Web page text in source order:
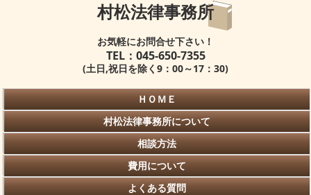
村松法律事務所
お気軽にお問合せ下さい！
TEL：045-650-7355
(土日,祝日を除く9：00～17：30)
ＨＯＭＥ
村松法律事務所について
相談方法
費用について
よくある質問